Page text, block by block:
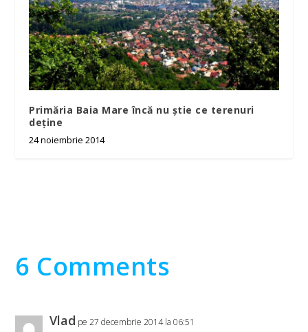
Primăria Baia Mare încă nu știe ce terenuri
deține
24 noiembrie 2014
6 Comments
Vlad pe 27 decembrie 2014 la 06:51